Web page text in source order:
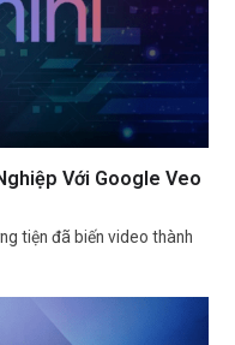
Với Google Veo
tiện đã biến video thành